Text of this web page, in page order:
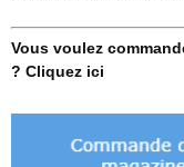
Vous voulez
? Cliquez ici